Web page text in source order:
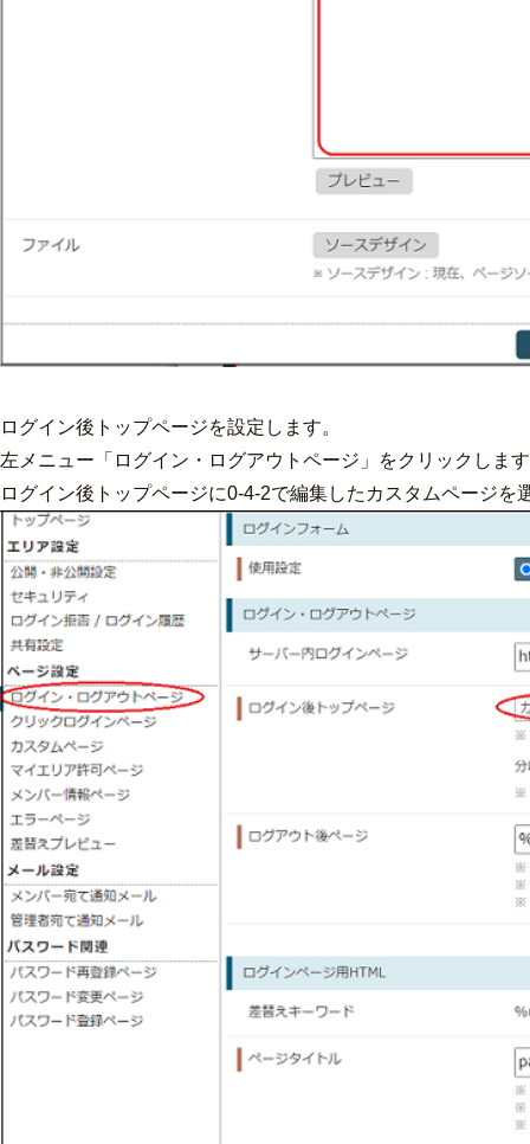
ログイン後トップページを設定します。
左メニュー「ログイン・ログアウトページ」をクリックしま
ログイン後トップページに0-4-2で編集したカスタムページ